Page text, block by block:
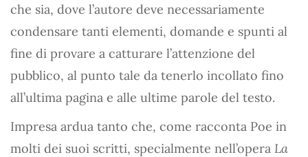
che sia, dove l’autore deve necessariamente
condensare tanti elementi, domande e spunti al
fine di provare a catturare l’attenzione del
pubblico, al punto tale da tenerlo incollato fino
all’ultima pagina e alle ultime parole del testo.
Impresa ardua tanto che, come racconta Poe in
molti dei suoi scritti, specialmente nell’opera La